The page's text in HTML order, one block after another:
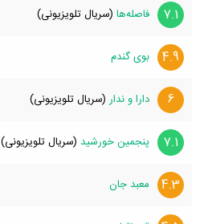
7.1 فاصله‌ها (سریال تلویزیونی)
4.9 بوی گندم
6 دارا و ندار (سریال تلویزیونی)
7.1 پنجمین خورشید (سریال تلویزیونی)
4.3 معبد جان